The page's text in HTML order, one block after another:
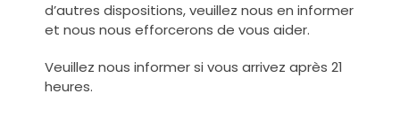
d’autres dispositions, veuillez nous en informer
et nous nous efforcerons de vous aider.
Veuillez nous informer si vous arrivez après 21
heures.